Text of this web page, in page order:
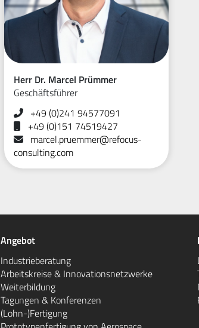
Herr Dr. Marcel Prümmer
Geschäftsführer
+49 (0)241 94577091
+49 (0)151 74519427
marcel.pruemmer@refocus-
consulting.com
Angebot
Industrieberatung
Arbeitskreise & Innovationsnetzwerke
Weiterbildung
Tagungen & Konferenzen
(Lohn-)Fertigung